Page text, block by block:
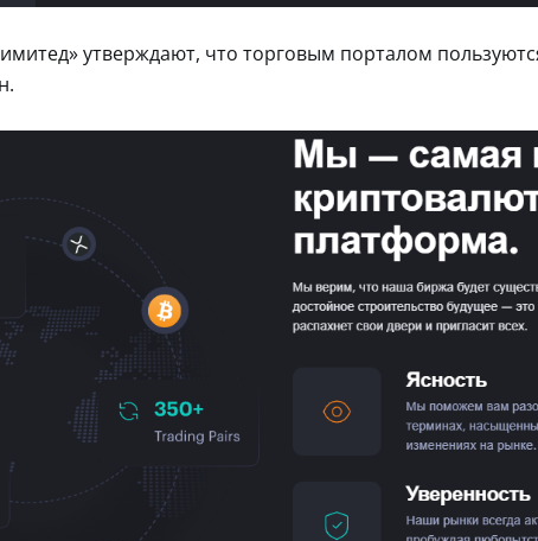
утверждают, что торговым порталом